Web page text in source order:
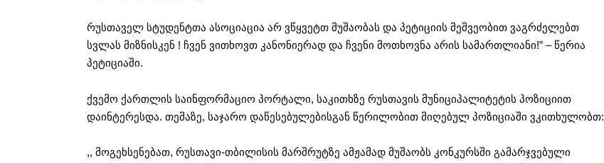
რუსთაველ სტუდენტთა ასოციაცია არ ვწყვეტთ მუშაობას და პეტიციის მეშვეობით ვაგრძელებთ
სვლას მიზნისკენ ! ჩვენ ვითხოვთ კანონიერად და ჩვენი მოთხოვნა არის სამართლიანი!” – წერია
პეტიციაში.
ქვემო ქართლის საინფორმაციო პორტალი, საკითხზე რუსთავის მუნიციპალიტეტის პოზიციით
დაინტერესდა. თემაზე, საჯარო დაწესებულებისგან წერილობით მიღებულ პოზიციაში ვკითხულობთ:
,, მოგეხსენებათ, რუსთავი-თბილისის მარშრუტზე ამჟამად მუშაობს კონკურსში გამარჯვებული